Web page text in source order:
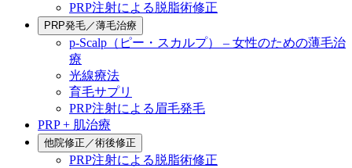
PRP注射による脱脂術修正
PRP発毛／薄毛治療
p-Scalp（ピー・スカルプ） – 女性のための薄毛治
療
光線療法
育毛サプリ
PRP注射による眉毛発毛
PRP + 肌治療
他院修正／術後修正
PRP注射による脱脂術修正